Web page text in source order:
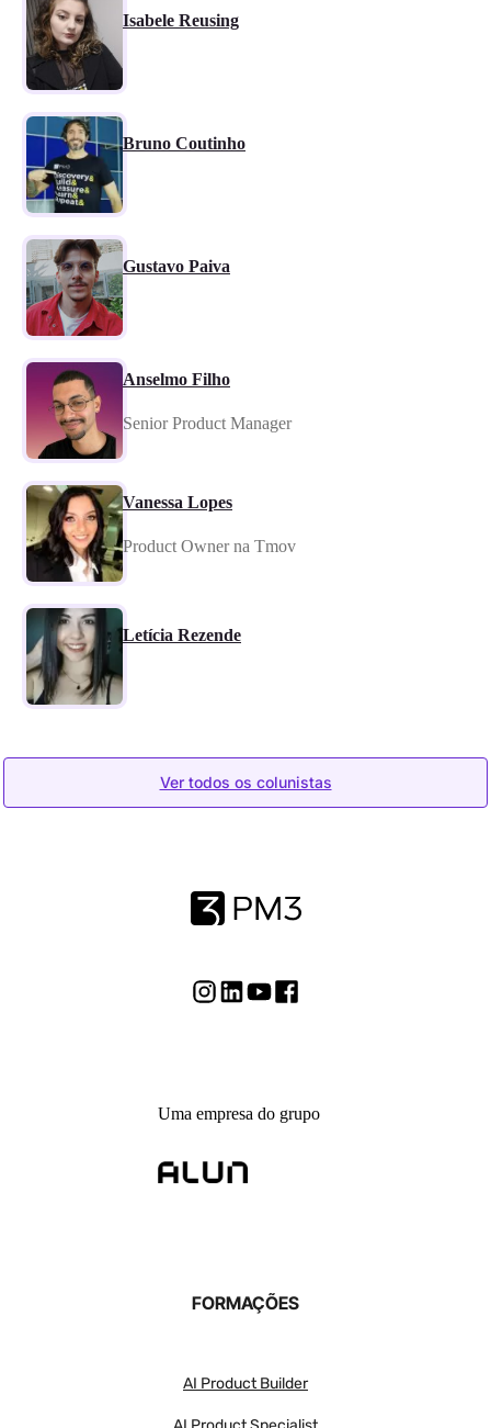
Isabele Reusing
Bruno Coutinho
Gustavo Paiva
Anselmo Filho
Senior Product Manager
Vanessa Lopes
Product Owner na Tmov
Letícia Rezende
Ver todos os colunistas
Uma empresa do grupo
FORMAÇÕES
AI Product Builder